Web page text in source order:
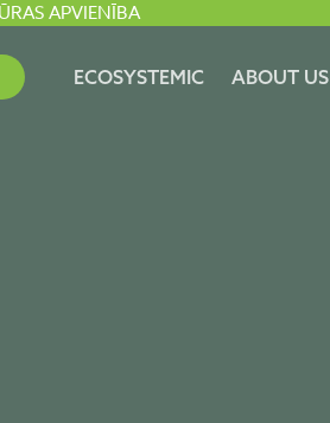
APVIENĪBA
ECOSYSTEMIC ABOUT US